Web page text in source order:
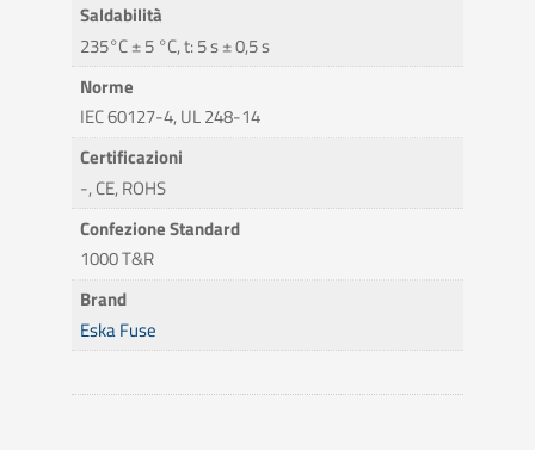
Saldabilità
235°C ± 5 °C, t: 5 s ± 0,5 s
Norme
IEC 60127-4, UL 248-14
Certificazioni
-, CE, ROHS
Confezione Standard
1000 T&R
Brand
Eska Fuse